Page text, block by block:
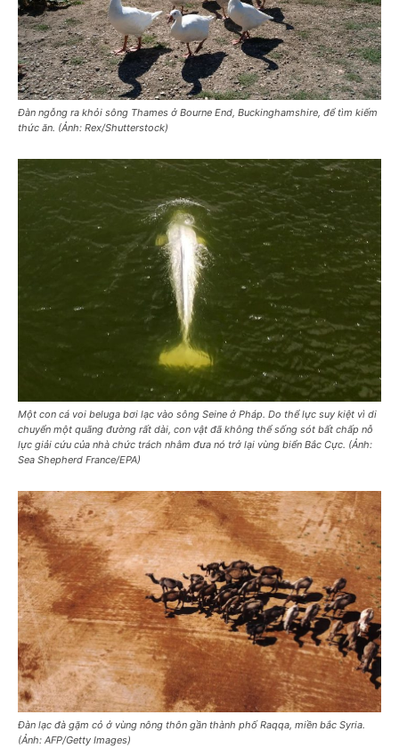
Đàn ngỗng ra khỏi sông Thames ở Bourne End, Buckinghamshire, để tìm kiếm
thức ăn. (Ảnh: Rex/Shutterstock)
Một con cá voi beluga bơi lạc vào sông Seine ở Pháp. Do thể lực suy kiệt vì di
chuyển một quãng đường rất dài, con vật đã không thể sống sót bất chấp nỗ
lực giải cứu của nhà chức trách nhằm đưa nó trở lại vùng biển Bắc Cực. (Ảnh:
Sea Shepherd France/EPA)
Đàn lạc đà gặm cỏ ở vùng nông thôn gần thành phố Raqqa, miền bắc Syria.
(Ảnh: AFP/Getty Images)